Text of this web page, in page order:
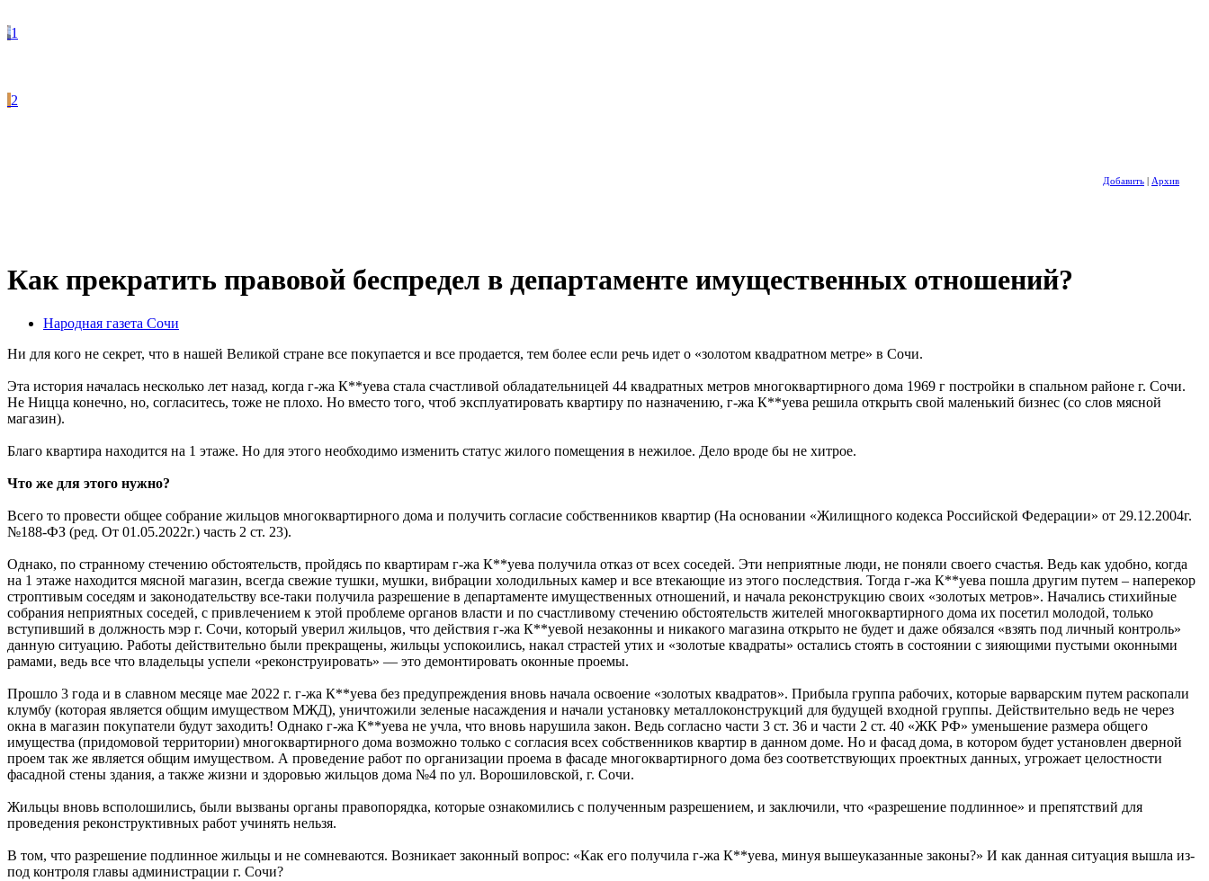
1
2
Добавить Архив
Как прекратить правовой беспредел в департаменте имущественных отношений?
Народная газета Сочи
Ни для кого не секрет, что в нашей Великой стране все покупается и все продается, тем более если речь идет о «золотом квадратном метре» в Сочи.
Эта история началась несколько лет назад, когда г-жа К**уева стала счастливой обладательницей 44 квадратных метров многоквартирного дома 1969 г постройки в спальном районе г. Сочи.
Не Ницца конечно, но, согласитесь, тоже не плохо. Но вместо того, чтоб эксплуатировать квартиру по назначению, г-жа К**уева решила открыть свой маленький бизнес (со слов мясной
магазин).
Благо квартира находится на 1 этаже. Но для этого необходимо изменить статус жилого помещения в нежилое. Дело вроде бы не хитрое.
Что же для этого нужно?
Всего то провести общее собрание жильцов многоквартирного дома и получить согласие собственников квартир (На основании «Жилищного кодекса Российской Федерации» от 29.12.2004г.
№188-ФЗ (ред. От 01.05.2022г.) часть 2 ст. 23).
Однако, по странному стечению обстоятельств, пройдясь по квартирам г-жа К**уева получила отказ от всех соседей. Эти неприятные люди, не поняли своего счастья. Ведь как удобно, когда
на 1 этаже находится мясной магазин, всегда свежие тушки, мушки, вибрации холодильных камер и все втекающие из этого последствия. Тогда г-жа К**уева пошла другим путем – наперекор
строптивым соседям и законодательству все-таки получила разрешение в департаменте имущественных отношений, и начала реконструкцию своих «золотых метров». Начались стихийные
собрания неприятных соседей, с привлечением к этой проблеме органов власти и по счастливому стечению обстоятельств жителей многоквартирного дома их посетил молодой, только
вступивший в должность мэр г. Сочи, который уверил жильцов, что действия г-жа К**уевой незаконны и никакого магазина открыто не будет и даже обязался «взять под личный контроль»
данную ситуацию. Работы действительно были прекращены, жильцы успокоились, накал страстей утих и «золотые квадраты» остались стоять в состоянии с зияющими пустыми оконными
рамами, ведь все что владельцы успели «реконструировать» — это демонтировать оконные проемы.
Прошло 3 года и в славном месяце мае 2022 г. г-жа К**уева без предупреждения вновь начала освоение «золотых квадратов». Прибыла группа рабочих, которые варварским путем раскопали
клумбу (которая является общим имуществом МЖД), уничтожили зеленые насаждения и начали установку металлоконструкций для будущей входной группы. Действительно ведь не через
окна в магазин покупатели будут заходить! Однако г-жа К**уева не учла, что вновь нарушила закон. Ведь cогласно части 3 ст. 36 и части 2 ст. 40 «ЖК РФ» уменьшение размера общего
имущества (придомовой территории) многоквартирного дома возможно только с согласия всех собственников квартир в данном доме. Но и фасад дома, в котором будет установлен дверной
проем так же является общим имуществом. А проведение работ по организации проема в фасаде многоквартирного дома без соответствующих проектных данных, угрожает целостности
фасадной стены здания, а также жизни и здоровью жильцов дома №4 по ул. Ворошиловской, г. Сочи.
Жильцы вновь всполошились, были вызваны органы правопорядка, которые ознакомились с полученным разрешением, и заключили, что «разрешение подлинное» и препятствий для
проведения реконструктивных работ учинять нельзя.
В том, что разрешение подлинное жильцы и не сомневаются. Возникает законный вопрос: «Как его получила г-жа К**уева, минуя вышеуказанные законы?» И как данная ситуация вышла из-
под контроля главы администрации г. Сочи?